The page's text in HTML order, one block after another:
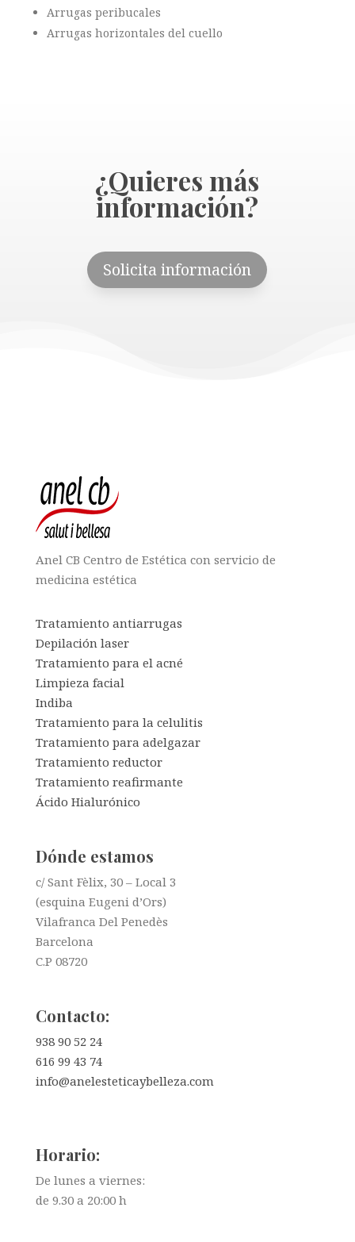
Arrugas peribucales
Arrugas horizontales del cuello
¿Quieres más
información?
Solicita información
Anel CB Centro de Estética con servicio de
medicina estética
Tratamiento antiarrugas
Depilación laser
Tratamiento para el acné
Limpieza facial
Indiba
Tratamiento para la celulitis
Tratamiento para adelgazar
Tratamiento reductor
Tratamiento reafirmante
Ácido Hialurónico
Dónde estamos
c/ Sant Fèlix, 30 – Local 3
(esquina Eugeni d’Ors)
Vilafranca Del Penedès
Barcelona
C.P 08720
Contacto:
938 90 52 24
616 99 43 74
info@anelesteticaybelleza.com
Horario:
De lunes a viernes:
de 9.30 a 20:00 h